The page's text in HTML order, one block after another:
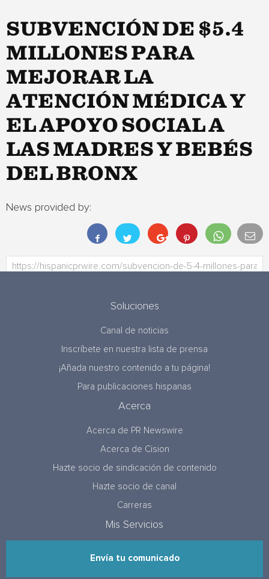
SUBVENCIÓN DE $5.4
MILLONES PARA
MEJORAR LA
ATENCIÓN MÉDICA Y
EL APOYO SOCIAL A
LAS MADRES Y BEBÉS
DEL BRONX
News provided by:
Soluciones
Canal de noticias
Inscríbete en nuestra lista de prensa
¡Añada nuestro contenido a tu página!
Para publicaciones hispanas
Acerca
Acerca de PR Newswire
Acerca de Cision
Hazte socio de sindicación de contenido
Hazte socio de canal
Carreras
Mis Servicios
Envía tu comunicado